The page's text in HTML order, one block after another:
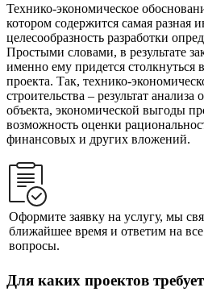
Технико-экономическое
котором содержится самая
целесообразность разработки
Простыми словами, в результате
именно ему придется столкнуться
проекта. Так, технико-
строительства – результат
объекта, экономической выгоды
возможность оценки
финансовых и других вложений.
Оформите заявку на услугу, мы
ближайшее время и ответим на
вопросы.
Для каких проектов